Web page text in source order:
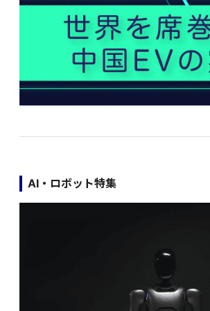
AI・ロボット特集